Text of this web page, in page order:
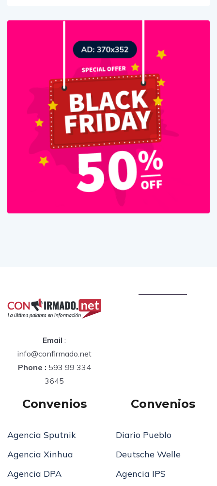
Email :
info@confirmado.net
Phone : 593 99 334
3645
Convenios
Agencia Sputnik
Agencia Xinhua
Agencia DPA
Convenios
Diario Pueblo
Deutsche Welle
Agencia IPS